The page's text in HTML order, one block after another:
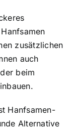
zusätzlichen
auch
beim
Hanfsamen-
Alternative